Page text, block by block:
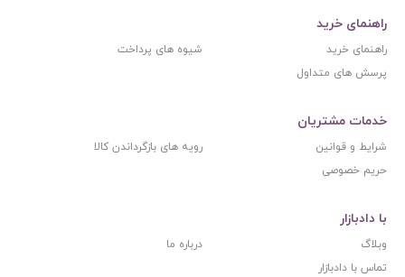
راهنمای خرید
راهنمای خرید
شیوه های پرداخت
پرسش های متداول
خدمات مشتریان
شرایط و قوانین
رویه های بازگرداندن کالا
حریم خصوصی
با دادبازار
وبلاگ
درباره ما
تماس با دادبازار